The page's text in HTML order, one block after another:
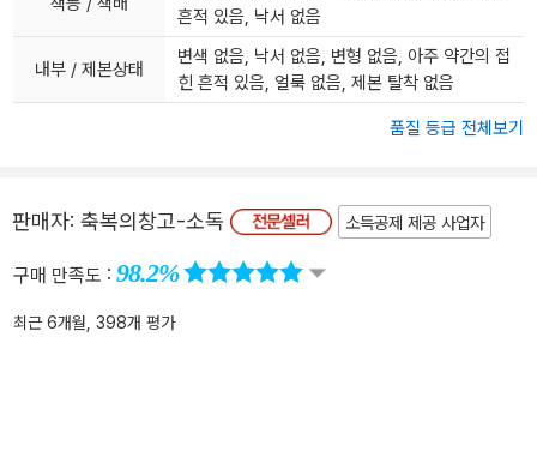
흔적 있음, 낙서 없음
내부 / 제본상태
변색 없음, 낙서 없음, 변형 없음, 아주 약간의 접
힌 흔적 있음, 얼룩 없음, 제본 탈착 없음
품질 등급 전체보기
판매자: 축복의창고-소독 소득공제 제공 사업자
구매 만족도 : 98.2%
최근 6개월, 398개 평가